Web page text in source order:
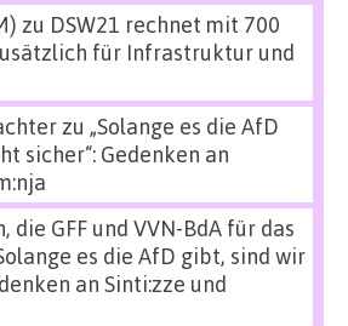
zu DSW21 rechnet mit 700
für Infrastruktur und
zu „Solange es die AfD
sicher“: Gedenken an
die GFF und VVN-BdA für das
es die AfD gibt, sind wir
an Sinti:zze und